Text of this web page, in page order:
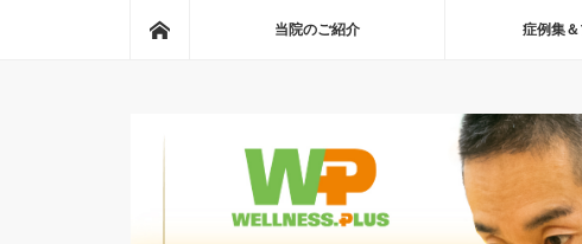
当院のご紹介 症例集